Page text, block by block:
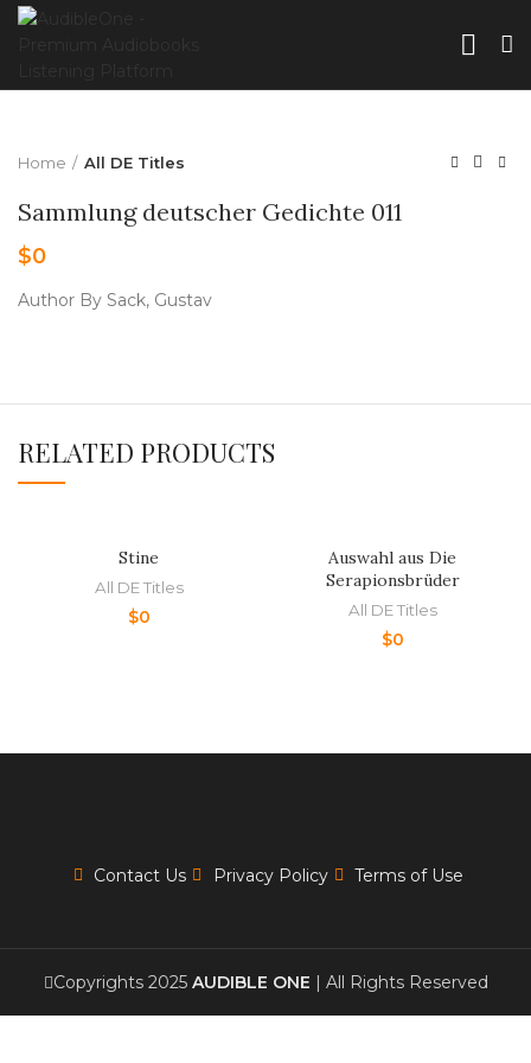
Home All DE Titles
Sammlung deutscher Gedichte 011
$0
Author By Sack, Gustav
RELATED PRODUCTS
Stine
All DE Titles
$0
Auswahl aus Die
Serapionsbrüder
All DE Titles
$0
Contact Us Privacy Policy Terms of Use
Copyrights 2025 AUDIBLE ONE | All Rights Reserved